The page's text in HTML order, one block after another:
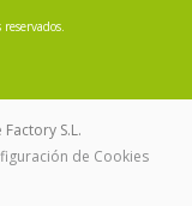
S.L.
de Cookies